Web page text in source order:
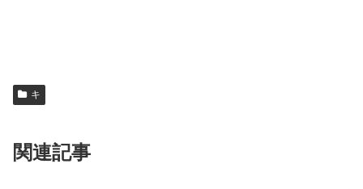
キ
関連記事